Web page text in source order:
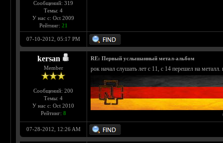
Сообщений: 319
Темы: 4
У нас с: Oct 2009
Рейтинг: 21
07-10-2012, 05:17 PM
kersan
Member
Сообщений: 200
Темы: 4
У нас с: Oct 2010
Рейтинг: 8
RE: Первый услышанный метал-альбом
рок начал слушать лет с 11, с 14 перешел на
07-28-2012, 12:26 AM